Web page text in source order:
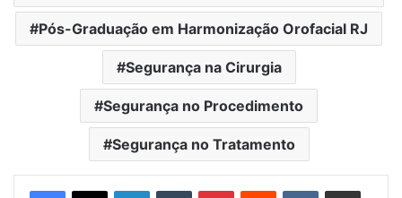
Pós-Graduação em Harmonização Orofacial RJ
Segurança na Cirurgia
Segurança no Procedimento
Segurança no Tratamento
LinkedinTumblrPinterestReddit VK Compartilhar via e-mail